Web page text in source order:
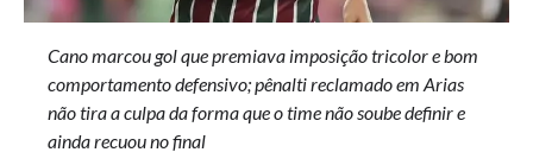
Cano marcou gol que premiava imposição tricolor e bom
comportamento defensivo; pênalti reclamado em Arias
não tira a culpa da forma que o time não soube definir e
ainda recuou no final